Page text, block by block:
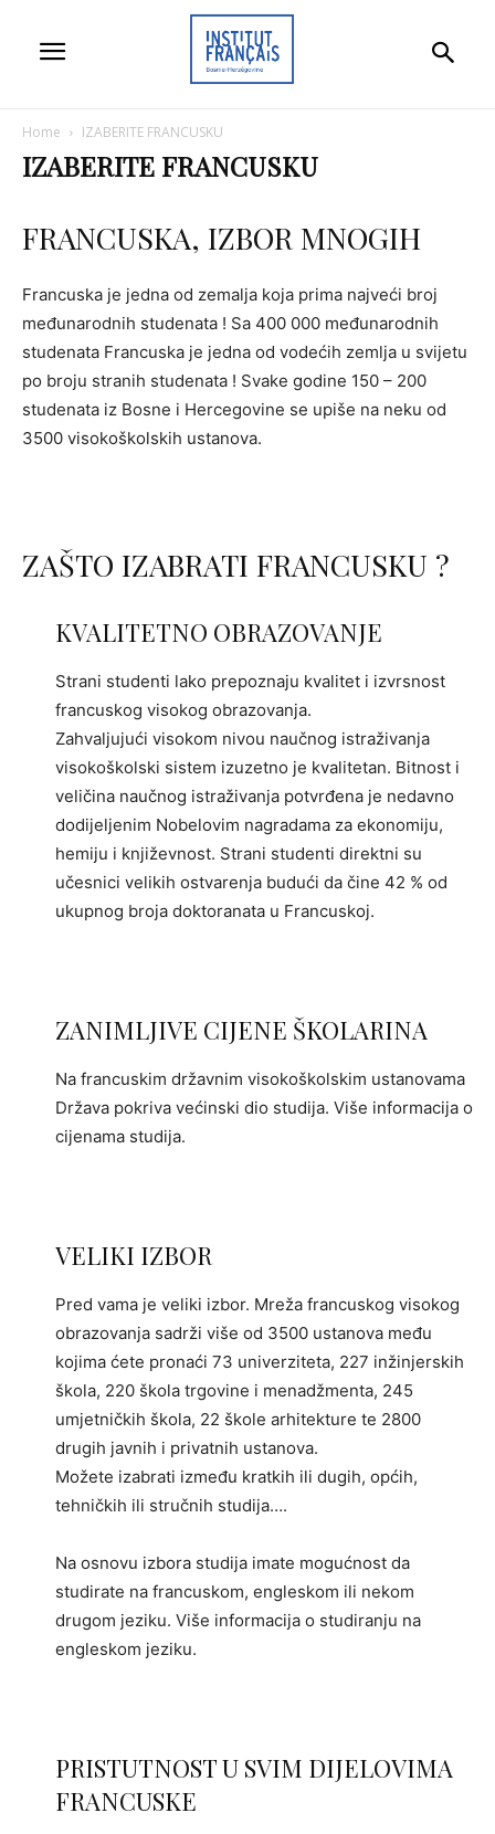
Home IZABERITE FRANCUSKU
IZABERITE FRANCUSKU
FRANCUSKA, IZBOR MNOGIH
Francuska je jedna od zemalja koja prima najveći broj
međunarodnih studenata ! Sa 400 000 međunarodnih
studenata Francuska je jedna od vodećih zemlja u svijetu
po broju stranih studenata ! Svake godine 150 – 200
studenata iz Bosne i Hercegovine se upiše na neku od
3500 visokoškolskih ustanova.
ZAŠTO IZABRATI FRANCUSKU ?
KVALITETNO OBRAZOVANJE
Strani studenti lako prepoznaju kvalitet i izvrsnost
francuskog visokog obrazovanja.
Zahvaljujući visokom nivou naučnog istraživanja
visokoškolski sistem izuzetno je kvalitetan. Bitnost i
veličina naučnog istraživanja potvrđena je nedavno
dodijeljenim Nobelovim nagradama za ekonomiju,
hemiju i književnost. Strani studenti direktni su
učesnici velikih ostvarenja budući da čine 42 % od
ukupnog broja doktoranata u Francuskoj.
ZANIMLJIVE CIJENE ŠKOLARINA
Na francuskim državnim visokoškolskim ustanovama
Država pokriva većinski dio studija. Više informacija o
cijenama studija.
VELIKI IZBOR
Pred vama je veliki izbor. Mreža francuskog visokog
obrazovanja sadrži više od 3500 ustanova među
kojima ćete pronaći 73 univerziteta, 227 inžinjerskih
škola, 220 škola trgovine i menadžmenta, 245
umjetničkih škola, 22 škole arhitekture te 2800
drugih javnih i privatnih ustanova.
Možete izabrati između kratkih ili dugih, općih,
tehničkih ili stručnih studija….
Na osnovu izbora studija imate mogućnost da
studirate na francuskom, engleskom ili nekom
drugom jeziku. Više informacija o studiranju na
engleskom jeziku.
PRISTUTNOST U SVIM DIJELOVIMA
FRANCUSKE